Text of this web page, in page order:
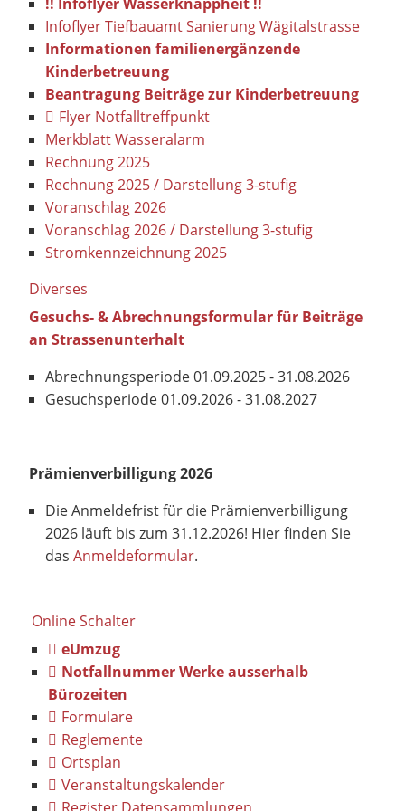
Infoflyer Tiefbauamt Sanierung Wägitalstrasse
Informationen familienergänzende
Kinderbetreuung
Beantragung Beiträge zur Kinderbetreuung
Flyer Notfalltreffpunkt
Merkblatt Wasseralarm
Rechnung 2025
Rechnung 2025 / Darstellung 3-stufig
Voranschlag 2026
Voranschlag 2026 / Darstellung 3-stufig
Stromkennzeichnung 2025
Diverses
Gesuchs- & Abrechnungsformular für Beiträge
an Strassenunterhalt
Abrechnungsperiode 01.09.2025 - 31.08.2026
Gesuchsperiode 01.09.2026 - 31.08.2027
Prämienverbilligung 2026
Die Anmeldefrist für die Prämienverbilligung
2026 läuft bis zum 31.12.2026! Hier finden Sie
das Anmeldeformular.
Online Schalter
eUmzug
Notfallnummer Werke ausserhalb
Bürozeiten
Formulare
Reglemente
Ortsplan
Veranstaltungskalender